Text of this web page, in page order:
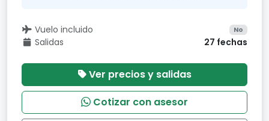
Vuelo incluido No
Salidas 27 fechas
Ver precios y salidas
Cotizar con asesor